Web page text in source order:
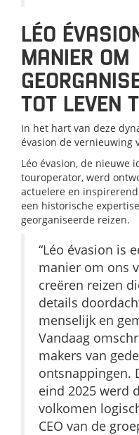
LÉO
MANIER OM
TOT LEVEN
In het hart van deze
évasion de vernieuwing
Léo évasion, de nieuwe
touroperator, werd
actuelere en
een historische
georganiseerde reizen.
“Léo évasion is
manier om ons
creëren reizen
details
menselijk en
Vandaag
makers van
ontsnappingen.
eind 2025 werd
volkomen
CEO van de